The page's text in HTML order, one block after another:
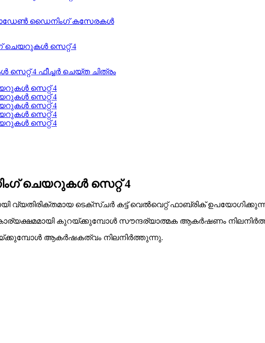
ചെയറുകൾ സെറ്റ് 4
ടെക്സ്ചർ കട്ട് വെൽവെറ്റ് ഫാബ്രിക്
കുറയ്ക്കുമ്പോൾ സൗന്ദര്യാത്മക ആകർഷണം
ആകർഷകത്വം നിലനിർത്തുന്നു.